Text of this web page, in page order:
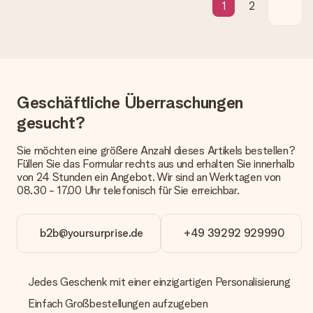
Wie lange dauert die Lieferzeit und wann werde ich mein
Welche Lieferoptionen stehen zur Verfügung?
Derzeit können wir (noch) keine verschiedenen Lieferoptionen
Päckchen versendet. Möchtest du wissen, ob es als Paket
oder Päckchen geliefert wird, kontaktiere bitte unseren
Kundenservice.
Wie kann ich meine Bestellung bezahlen?
Wir bieten die folgenden Zahlungsoptionen an: Vorauskasse
mit normaler Überweisung, Sofortüberweisung, Paypal,
manuellen Überweisung verlängert sich die Lieferzeit des
Geschenks jedoch um 3 Werktage.
1 2
Geschäftliche Überraschungen
gesucht?
Sie möchten eine größere Anzahl dieses Artikels bestellen?
Füllen Sie das Formular rechts aus und erhalten Sie innerhalb
von 24 Stunden ein Angebot. Wir sind an Werktagen von
08.30 - 17.00 Uhr telefonisch für Sie erreichbar.
b2b@yoursurprise.de +49 39292 929990
Jedes Geschenk mit einer einzigartigen Personalisierung
Einfach Großbestellungen aufzugeben